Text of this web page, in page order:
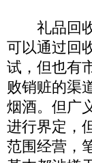
礼品回收
可以通过回
试，但也有
败销赃的渠
烟酒。但广
进行界定，
范围经营，